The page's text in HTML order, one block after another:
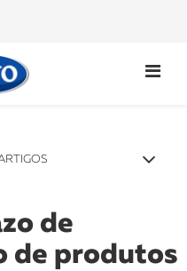
GARANTIA
de
de produtos